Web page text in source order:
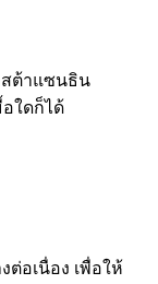
สต้าแซนธิน
ใดก็ได้
อเนื่อง เพื่อให้